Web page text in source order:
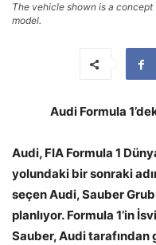
The vehicle shown is a
model.
Audi Formula
Audi, FIA Formula 1
yolundaki bir sonraki
seçen Audi, Sauber
planlıyor. Formula 1’in
Sauber, Audi